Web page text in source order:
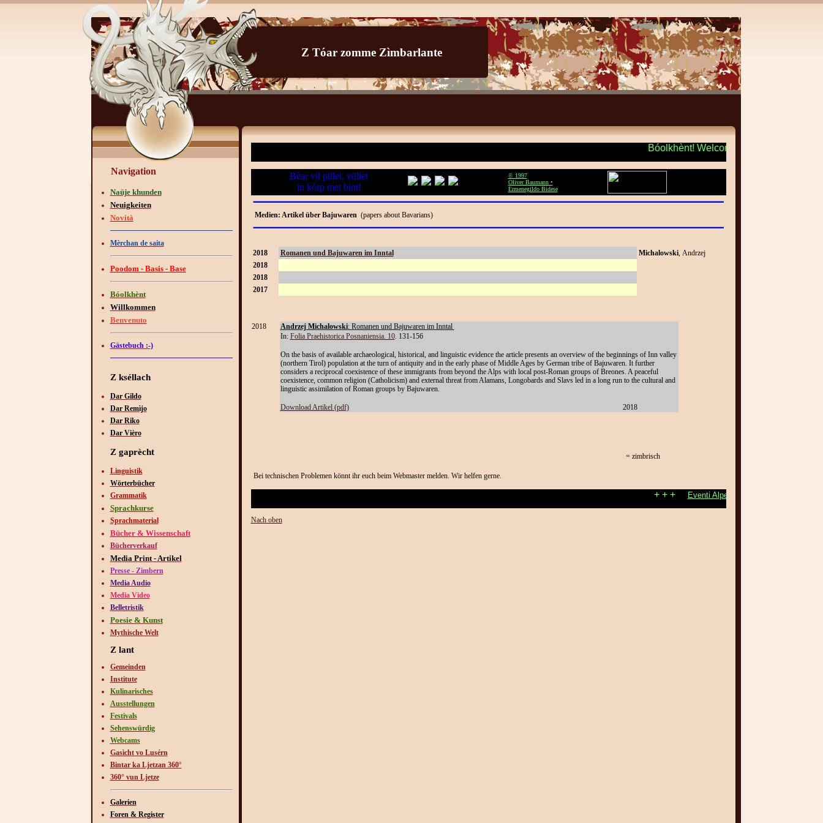
Z Tóar zomme Zìmbarlante
Navigation
Naüje khunden
Neuigkeiten
Novità
Mèrchan de saita
Poodom - Basis - Base
Bóolkhènt
Willkommen
Benvenuto
Gästebuch :-)
Z kséllach
Dar Gildo
Dar Remìjo
Dar Riko
Dar Vièro
Z gaprècht
Linguistik
Wörterbücher
Grammatik
Sprachkurse
Sprachmaterial
Bücher & Wissenschaft
Bücherverkauf
Media Print - Artikel
Presse - Zimbern
Media Audio
Media Video
Belletristik
Poesie & Kunst
Mythische Welt
Z lant
Gemeinden
Institute
Kulinarisches
Ausstellungen
Festivals
Sehenswürdig
Webcams
Gasìcht vo Lusérn
Bintar ka Ljetzan 360°
360° vun Ljetze
Galerien
Foren & Register
Bóolkhènt! Welcome! Benvenuto! + +
Bèar vil pillet, vüllet
in kòrp met bint!
© 1997
Oliver Baumann •
Ermenegildo Bidese
Medien: Artikel über Bajuwaren (papers about Bavarians)
2018 Romanen und Bajuwaren im Inntal Michalowski, Andrzej
2018
2018
2017
2018 Andrzej Michalowski: Romanen und Bajuwaren im Inntal
In: Folia Praehistorica Posnaniensia. 10. 131-156
On the basis of available archaeological, historical, and linguistic evidence the article presents an overview of the beginnings of Inn valley
(northern Tirol) population at the turn of antiquity and in the early phase of Middle Ages by German tribe of Bajuwaren. It further
considers a reciprocal coexistence of these immigrants from beyond the Alps with local post-Roman groups of Breones. A peaceful
coexistence, common religion (Catholicism) and external threat from Alamans, Longobards and Slavs led in a long run to the cultural and
linguistic assimilation of Roman groups by Bajuwaren.
Download Artikel (pdf) 2018
= zimbrisch
Bei technischen Problemen könnt ihr euch beim Webmaster melden. Wir helfen gerne.
+ + + Eventi Alpe Cimbra
Nach oben